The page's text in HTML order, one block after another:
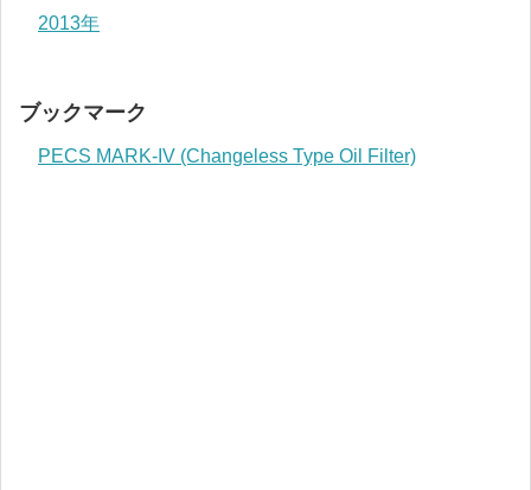
2013年
ブックマーク
PECS MARK-IV (Changeless Type Oil Filter)